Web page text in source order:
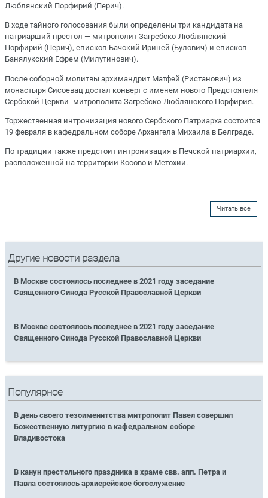
Люблянский Порфирий (Перич).
В ходе тайного голосования были определены три кандидата на
патриарший престол — митрополит Загребско-Люблянский
Порфирий (Перич), епископ Бачский Ириней (Булович) и епископ
Банялукский Ефрем (Милутинович).
После соборной молитвы архимандрит Матфей (Ристанович) из
монастыря Сисоевац достал конверт с именем нового Предстоятеля
Сербской Церкви -митрополита Загребско-Люблянского Порфирия.
Торжественная интронизация нового Сербского Патриарха состоится
19 февраля в кафедральном соборе Архангела Михаила в Белграде.
По традиции также предстоит интронизация в Печской патриархии,
расположенной на территории Косово и Метохии.
Читать все
Другие новости раздела
В Москве состоялось последнее в 2021 году заседание
Священного Синода Русской Православной Церкви
В Москве состоялось последнее в 2021 году заседание
Священного Синода Русской Православной Церкви
Популярное
В день своего тезоименитства митрополит Павел совершил
Божественную литургию в кафедральном соборе
Владивостока
В канун престольного праздника в храме свв. апп. Петра и
Павла состоялось архиерейское богослужение